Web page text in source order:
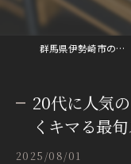
群馬県伊勢崎市のメンズパーマならMr.PLAT
20代に人気
くキマる最
2025/08/01